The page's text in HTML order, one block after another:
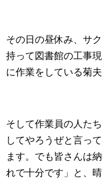
その日の昼休み、サ
持って図書館の工事
に作業をしている菊夫
そして作業員の人た
してやろうぜと言っ
ます。でも皆さんは
れで十分です」と、